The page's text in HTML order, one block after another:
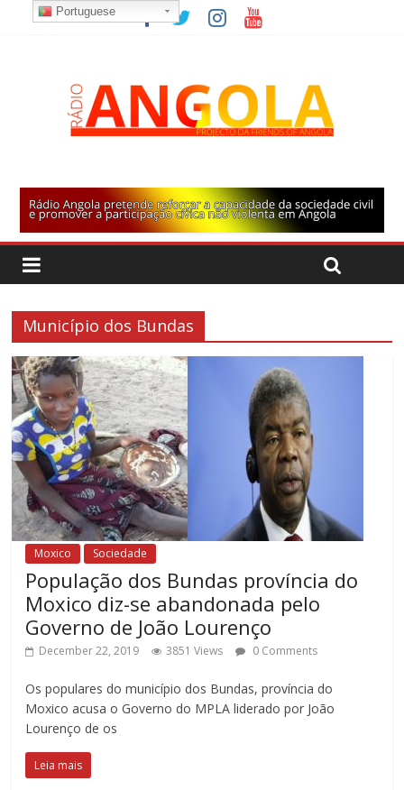
Município dos Bundas
Moxico Sociedade
População dos Bundas província do
Moxico diz-se abandonada pelo
Governo de João Lourenço
December 22, 2019 3851 Views 0 Comments
Os populares do município dos Bundas, província do
Moxico acusa o Governo do MPLA liderado por João
Lourenço de os
Leia mais
Portuguese